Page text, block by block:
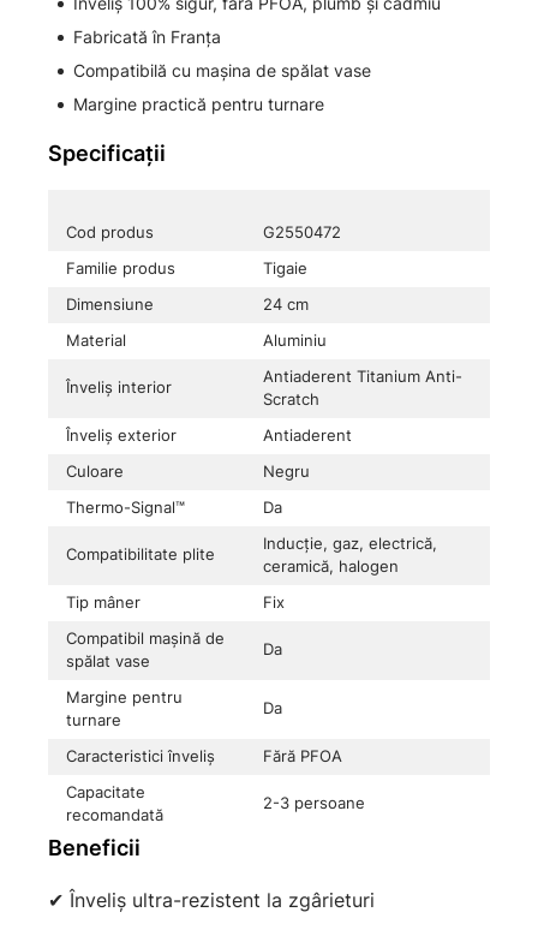
Fabricată în Franța
Compatibilă cu mașina de spălat vase
Margine practică pentru turnare
Specificații
Cod produs
G2550472
Familie produs
Tigaie
Dimensiune
24 cm
Material
Aluminiu
Înveliș interior
Antiaderent Titanium Anti-
Scratch
Înveliș exterior
Antiaderent
Culoare
Negru
Thermo-Signal™
Da
Compatibilitate plite
Inducție, gaz, electrică,
ceramică, halogen
Tip mâner
Fix
Compatibil mașină de
spălat vase
Da
Margine pentru
turnare
Da
Caracteristici înveliș
Fără PFOA
Capacitate
recomandată
2-3 persoane
Beneficii
✔ Înveliș ultra-rezistent la zgârieturi